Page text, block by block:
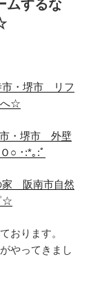
ムするな
市・堺市 リフ
へ☆
・堺市 外壁
○ ･:*｡:ﾟ
家 阪南市自然
☆
おります。
やってきまし